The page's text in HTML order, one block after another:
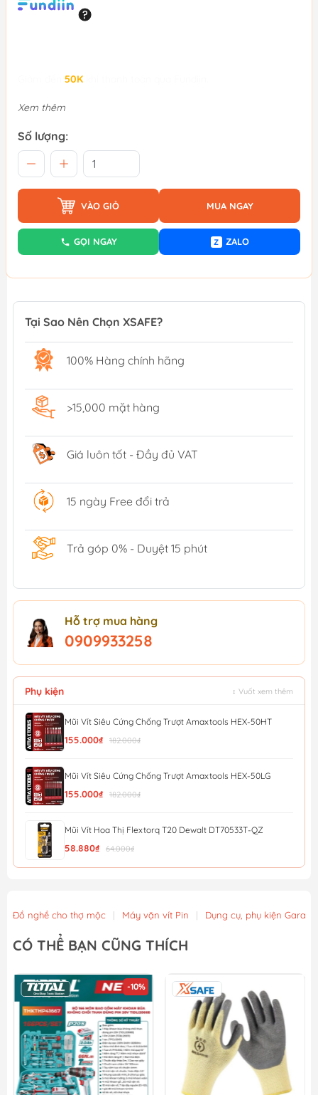
50K
Xem thêm
Số lượng:
VÀO GIỎ MUA NGAY
GỌI NGAY Z ZALO
Tại Sao Nên Chọn XSAFE?
100% Hàng chính hãng
>15,000 mặt hàng
Giá luôn tốt - Đầy đủ VAT
15 ngày Free đổi trả
Trả góp 0% - Duyệt 15 phút
Hỗ trợ mua hàng
0909933258
Phụ kiện ↕ Vuốt xem thêm
Mũi Vít Siêu Cứng Chống Trượt Amaxtools HEX-50HT
155.000₫ 182.000₫
Mũi Vít Siêu Cứng Chống Trượt Amaxtools HEX-50LG
155.000₫ 182.000₫
Mũi Vít Hoa Thị Flextorq T20 Dewalt DT70533T-QZ
58.880₫ 64.000₫
Mũi Vít Chống Trượt Amaxtools HEX-75CT
49.900₫
Mũi Vít Chống Trượt Amaxtools HEX-65CT
44.900₫
Đồ nghề cho thợ mộc | Máy vặn vít Pin | Dụng cụ, phụ kiện Gara ô
CÓ THỂ BẠN CŨNG THÍCH
-10%